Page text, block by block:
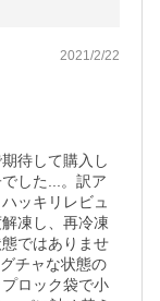
2021/2/22
待して購入し
した...。訳ア
ッキリレビュ
凍し、再冷凍
ではありませ
チャな状態の
ロック袋で小